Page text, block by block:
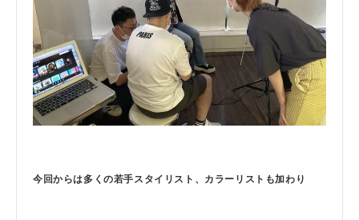
今回からは多くの若手スタイリスト、カラーリストも加わり